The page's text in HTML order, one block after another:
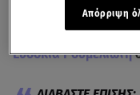
όμορφη σχέση που
τη δυσκολία να
Ευδοκία Ρουμελιώτη
Απόρριψη